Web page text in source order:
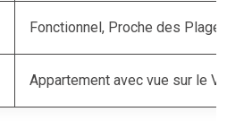
Fonctionnel, Proche des
Appartement avec vue sur le